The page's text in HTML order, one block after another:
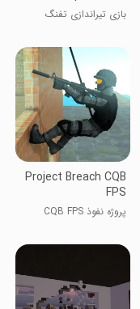
بازی تیراندازی تفنگ
Project Breach CQB
FPS
پروژه نفوذ CQB FPS